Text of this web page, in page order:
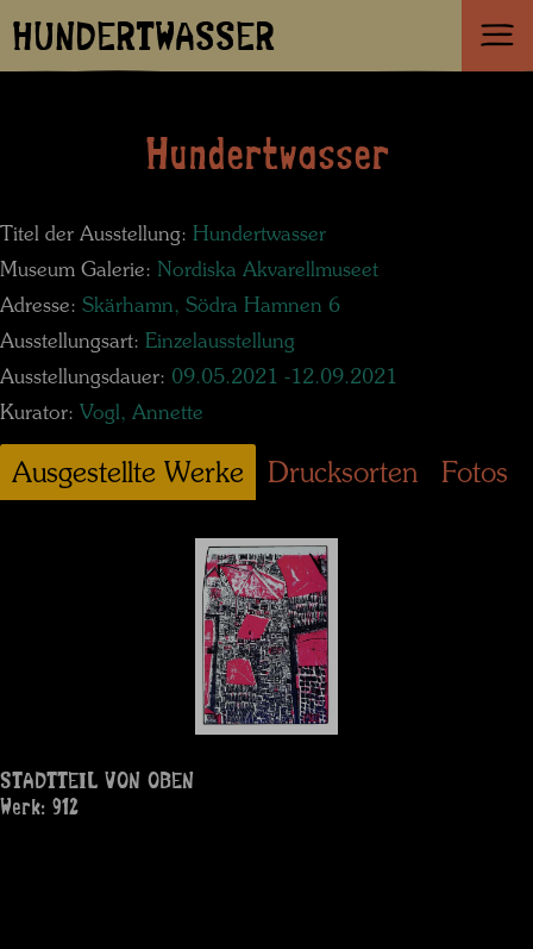
HUNDERTWASSER
Hundertwasser
Titel der Ausstellung: Hundertwasser
Museum Galerie: Nordiska Akvarellmuseet
Adresse: Skärhamn, Södra Hamnen 6
Ausstellungsart: Einzelausstellung
Ausstellungsdauer: 09.05.2021 -12.09.2021
Kurator: Vogl, Annette
Ausgestellte Werke Drucksorten Fotos
STADTTEIL VON OBEN
Werk: 912